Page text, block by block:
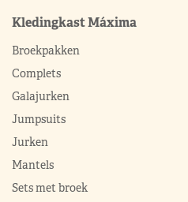
Kledingkast Máxima
Broekpakken
Complets
Galajurken
Jumpsuits
Jurken
Mantels
Sets met broek